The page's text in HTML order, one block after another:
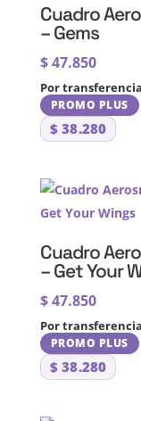
Cuadro
– Gems
$47.850
Por
PROMO PLUS
$ 38.280
Cuadro
– Get Your
$47.850
Por
PROMO PLUS
$ 38.280